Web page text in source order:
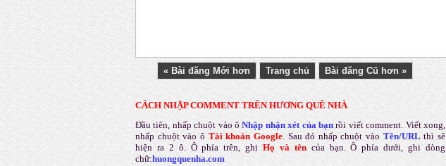
« Bài đăng Mới hơn Trang chủ Bài đăng Cũ hơn »
CÁCH NHẬP COMMENT TRÊN HƯƠNG QUÊ NHÀ
Đầu tiên, nhấp chuột vào ô Nhập nhận xét của bạn rồi viết comment. Viết xong,
nhấp chuột vào ô Tài khoản Google. Sau đó nhấp chuột vào Tên/URL thì sẽ
hiện ra 2 ô. Ô phía trên, ghiHọ và tên của bạn. Ô phía dưới, ghi dòng
chữ:huongquenha.com